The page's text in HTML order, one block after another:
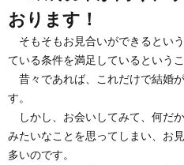
おります！
そもそもお見合いができるとい
ている条件を満足しているというこ
昔々であれば、これだけで結婚
す。
しかし、お会いしてみて、何だ
みたいなことを思ってしまい、お
多いのです。